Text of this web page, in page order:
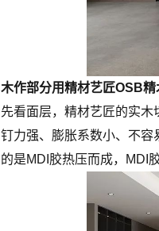
木作部分用精材艺匠OSB精
先看面层，精材艺匠的实
钉力强、膨胀系数小、不容
的是MDI胶热压而成，MDI